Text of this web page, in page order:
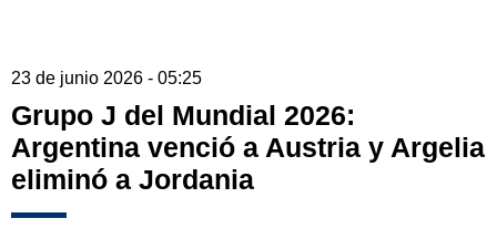
23 de junio 2026 - 05:25
Grupo J del Mundial 2026:
Argentina venció a Austria y Argelia
eliminó a Jordania